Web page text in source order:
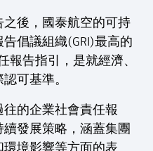
後，國泰航空的可持
倡議組織(GRI)最高的
報告指引，是就經濟、
可基準。
的企業社會責任報
發展策略，涵蓋集團
環境影響等方面的表